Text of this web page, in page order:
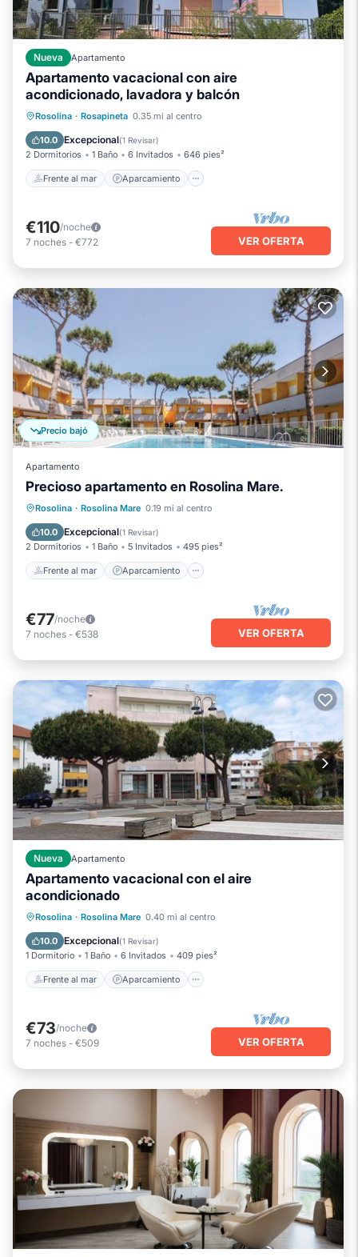
Nueva Apartamento
Apartamento vacacional con aire
acondicionado, lavadora y balcón
Rosolina · Rosapineta 0.35 mi al centro
10.0 Excepcional(1 Revisar)
2 Dormitorios 1 Baño 6 Invitados 646 pies²
Frente al mar Aparcamiento
Frente al mar
Aparcamiento
Vista al mar
€110/noche
7 noches - €772 VER OFERTA
Precio bajó
Apartamento
Precioso apartamento en Rosolina Mare.
Rosolina · Rosolina Mare 0.19 mi al centro
10.0 Excepcional(1 Revisar)
2 Dormitorios 1 Baño 5 Invitados 495 pies²
Frente al mar Aparcamiento
Frente al mar Aparcamiento
Vista al mar
€77/noche
7 noches - €538 VER OFERTA
Nueva Apartamento
Apartamento vacacional con el aire
acondicionado
Rosolina · Rosolina Mare 0.40 mi al centro
10.0 Excepcional(1 Revisar)
1 Dormitorio 1 Baño 6 Invitados 409 pies²
Frente al mar Aparcamiento
Frente al mar
Aparcamiento
Vista al mar
€73/noche
7 noches - €509 VER OFERTA